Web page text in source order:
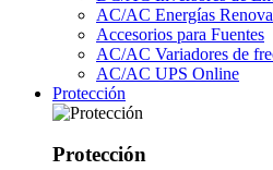
AC/AC Energías
Accesorios para Fuentes
AC/AC Variadores de
AC/AC UPS Online
Protección
Protección